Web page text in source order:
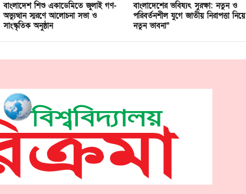
বাংলাদেশ শিশু একাডেমিতে জুলাই গণ-
অভ্যুত্থান স্মরণে আলোচনা সভা ও
সাংস্কৃতিক অনুষ্ঠান
বাংলাদেশের ভবিষ্যৎ সুরক্ষা: নতুন ও
পরিবর্তনশীল যুগে জাতীয় নিরাপত্তা নিয়ে
নতুন ভাবনা”